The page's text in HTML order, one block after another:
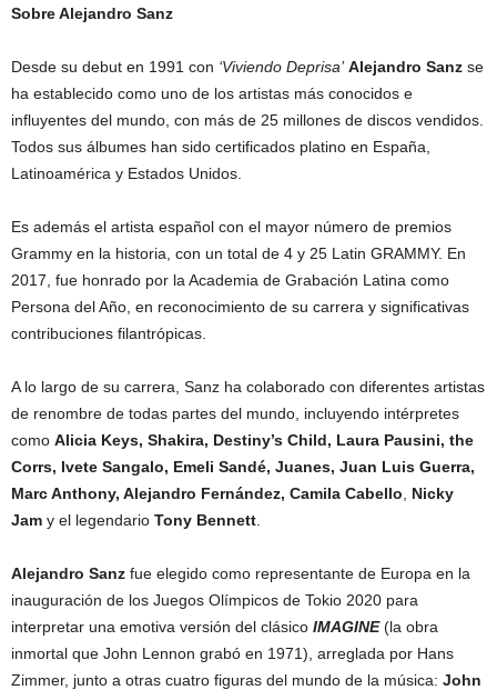
Sobre Alejandro Sanz
Desde su debut en 1991 con ‘Viviendo Deprisa’ Alejandro Sanz se
ha establecido como uno de los artistas más conocidos e
influyentes del mundo, con más de 25 millones de discos vendidos.
Todos sus álbumes han sido certificados platino en España,
Latinoamérica y Estados Unidos.
Es además el artista español con el mayor número de premios
Grammy en la historia, con un total de 4 y 25 Latin GRAMMY. En
2017, fue honrado por la Academia de Grabación Latina como
Persona del Año, en reconocimiento de su carrera y significativas
contribuciones filantrópicas.
A lo largo de su carrera, Sanz ha colaborado con diferentes artistas
de renombre de todas partes del mundo, incluyendo intérpretes
como Alicia Keys, Shakira, Destiny’s Child, Laura Pausini, the
Corrs, Ivete Sangalo, Emeli Sandé, Juanes, Juan Luis Guerra,
Marc Anthony, Alejandro Fernández, Camila Cabello
Nicky
Jam y el legendario Tony Bennett
Alejandro Sanz fue elegido como representante de Europa en la
inauguración de los Juegos Olímpicos de Tokio 2020 para
interpretar una emotiva versión del clásico IMAGINE(la obra
inmortal que John Lennon grabó en 1971), arreglada por Hans
Zimmer, junto a otras cuatro figuras del mundo de la música: John